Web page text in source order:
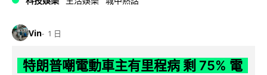
Vin 1 日
特朗普嘲電動車主有里程病 剩 75% 電